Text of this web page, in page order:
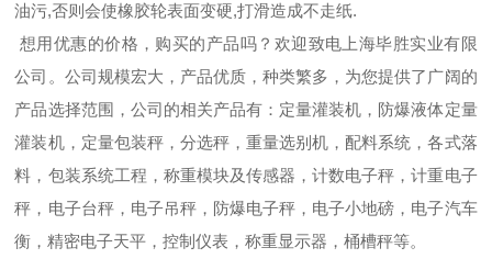
油污,否则会使橡胶轮表面变硬,打滑造成不走纸.
想用优惠的价格，购买的产品吗？欢迎致电上海毕胜实业有限
公司。公司规模宏大，产品优质，种类繁多，为您提供了广阔的
产品选择范围，公司的相关产品有：定量灌装机，防爆液体定量
灌装机，定量包装秤，分选秤，重量选别机，配料系统，各式落
料，包装系统工程，称重模块及传感器，计数电子秤，计重电子
秤，电子台秤，电子吊秤，防爆电子秤，电子小地磅，电子汽车
衡，精密电子天平，控制仪表，称重显示器，桶槽秤等。